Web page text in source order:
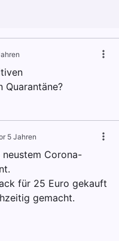
Quarantäne?
5 Jahren
Corona-
für 25 Euro gekauft
gemacht.